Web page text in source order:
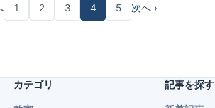
1 2 3 4 5 次へ ›
カテゴリ 記事を探す